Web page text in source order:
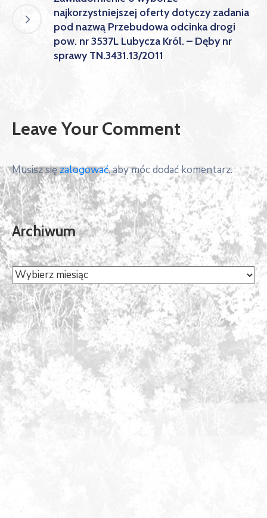
najkorzystniejszej oferty dotyczy zadania
pod nazwą Przebudowa odcinka drogi
pow. nr 3537L Lubycza Król. – Dęby nr
sprawy TN.3431.13/2011
Leave Your Comment
Musisz sięzalogować, aby móc dodać komentarz.
Archiwum